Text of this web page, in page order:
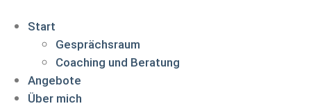
Start
Gesprächsraum
Coaching und Beratung
Angebote
Über mich